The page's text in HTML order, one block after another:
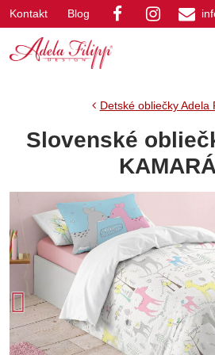
Kontakt Blog
Detské obliečky Adela
Slovenské